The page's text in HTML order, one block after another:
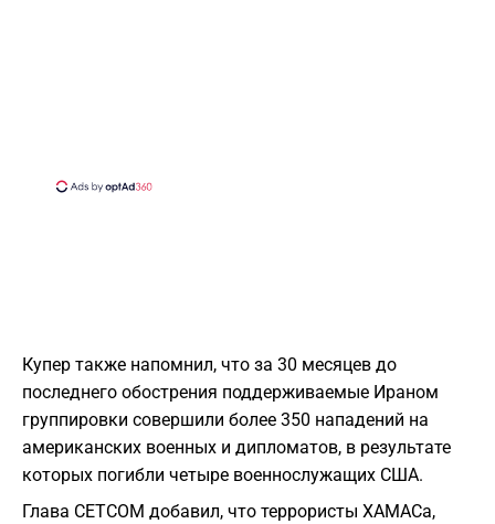
Купер также напомнил, что за 30 месяцев до
последнего обострения поддерживаемые Ираном
группировки совершили более 350 нападений на
американских военных и дипломатов, в результате
которых погибли четыре военнослужащих США.
Глава CETCOM добавил, что террористы ХАМАСа,